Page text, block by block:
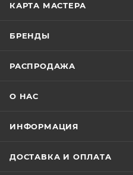
КАРТА МАСТЕРА
БРЕНДЫ
РАСПРОДАЖА
О НАС
ИНФОРМАЦИЯ
ДОСТАВКА И ОПЛАТА